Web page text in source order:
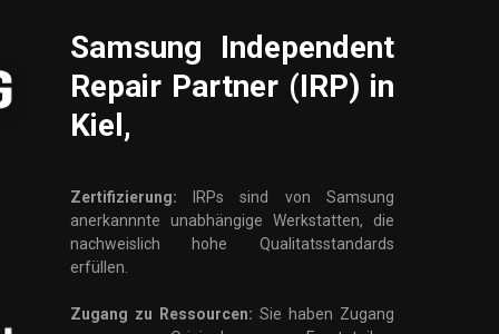
Samsung Independent
Repair Partner (IRP) in
Kiel,
Zertifizierung: IRPs sind von Samsung
anerkannnte unabhängige Werkstatten, die
nachweislich hohe Qualitatsstandards
erfüllen.
Zugang zu Ressourcen: Sie haben Zugang